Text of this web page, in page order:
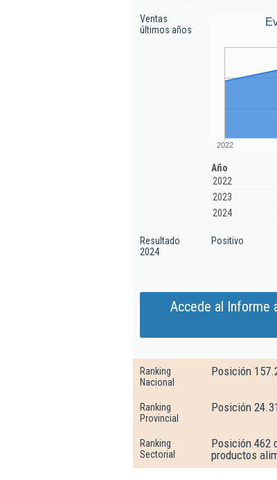
Ventas
últimos años
2022
Año
2022
2023
2024
Resultado
2024
Positivo
Accede al Informe
Ranking
Nacional
Posición
Ranking
Provincial
Posición
Ranking
Sectorial
Posición 462
productos